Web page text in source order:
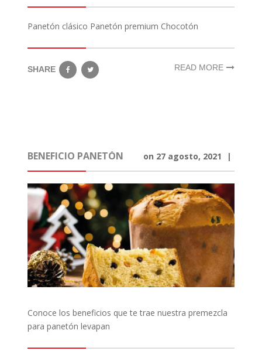
Panetón clásico Panetón premium Chocotón
SHARE READ MORE
BENEFICIO PANETÓN on 27 agosto, 2021 |
Conoce los beneficios que te trae nuestra premezcla
para panetón levapan